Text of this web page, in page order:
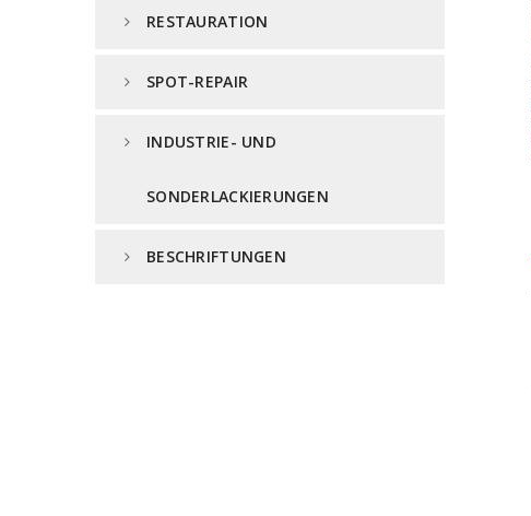
RESTAURATION
SPOT-REPAIR
INDUSTRIE- UND
SONDERLACKIERUNGEN
BESCHRIFTUNGEN